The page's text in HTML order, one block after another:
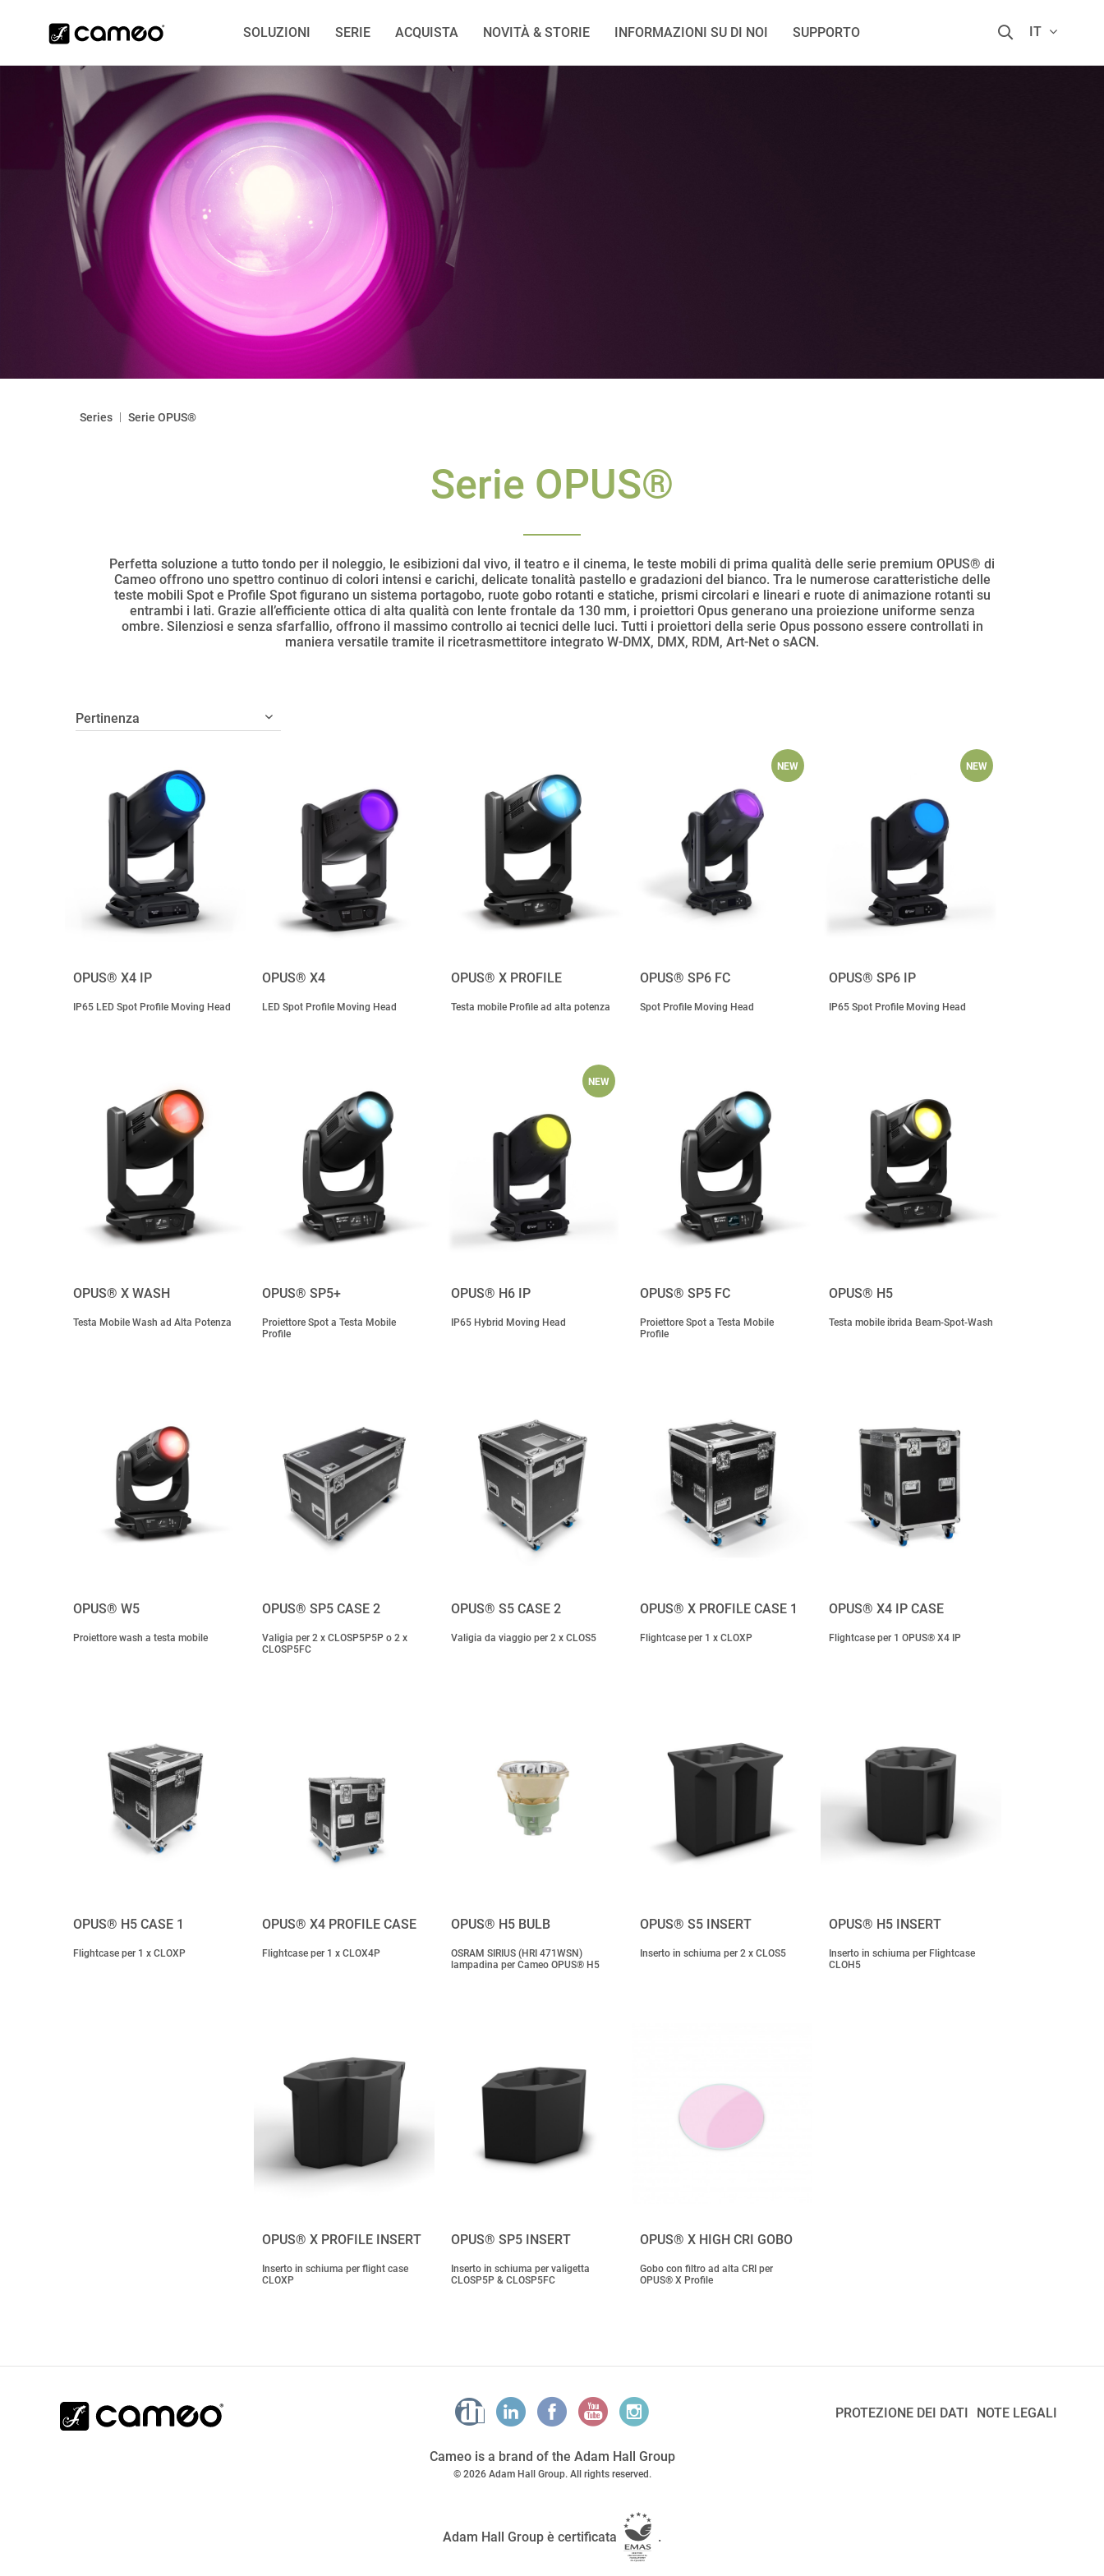
SOLUZIONI SERIE ACQUISTA NOVITÀ & STORIE INFORMAZIONI SU DI NOI SUPPORTO IT
Series | Serie OPUS®
Serie OPUS®
Perfetta soluzione a tutto tondo per il noleggio, le esibizioni dal vivo, il teatro e il cinema, le teste mobili di prima qualità delle serie premium OPUS® di
Cameo offrono uno spettro continuo di colori intensi e carichi, delicate tonalità pastello e gradazioni del bianco. Tra le numerose caratteristiche delle
teste mobili Spot e Profile Spot figurano un sistema portagobo, ruote gobo rotanti e statiche, prismi circolari e lineari e ruote di animazione rotanti su
entrambi i lati. Grazie all’efficiente ottica di alta qualità con lente frontale da 130 mm, i proiettori Opus generano una proiezione uniforme senza
ombre. Silenziosi e senza sfarfallio, offrono il massimo controllo ai tecnici delle luci. Tutti i proiettori della serie Opus possono essere controllati in
maniera versatile tramite il ricetrasmettitore integrato W-DMX, DMX, RDM, Art-Net o sACN.
OPUS® X4 IP
IP65 LED Spot Profile Moving Head
OPUS® X4
LED Spot Profile Moving Head
OPUS® X PROFILE
Testa mobile Profile ad alta potenza
NEW
OPUS® SP6 FC
Spot Profile Moving Head
NEW
OPUS® SP6 IP
IP65 Spot Profile Moving Head
OPUS® X WASH
Testa Mobile Wash ad Alta Potenza
OPUS® SP5+
Proiettore Spot a Testa Mobile
Profile
NEW
OPUS® H6 IP
IP65 Hybrid Moving Head
OPUS® SP5 FC
Proiettore Spot a Testa Mobile
Profile
OPUS® H5
Testa mobile ibrida Beam-Spot-Wash
OPUS® W5
Proiettore wash a testa mobile
OPUS® SP5 CASE 2
Valigia per 2 x CLOSP5P5P o 2 x
CLOSP5FC
OPUS® S5 CASE 2
Valigia da viaggio per 2 x CLOS5
OPUS® X PROFILE CASE 1
Flightcase per 1 x CLOXP
OPUS® X4 IP CASE
Flightcase per 1 OPUS® X4 IP
OPUS® H5 CASE 1
Flightcase per 1 x CLOXP
OPUS® X4 PROFILE CASE
Flightcase per 1 x CLOX4P
OPUS® H5 BULB
OSRAM SIRIUS (HRI 471WSN)
lampadina per Cameo OPUS® H5
OPUS® S5 INSERT
Inserto in schiuma per 2 x CLOS5
OPUS® H5 INSERT
Inserto in schiuma per Flightcase
CLOH5
OPUS® X PROFILE INSERT
Inserto in schiuma per flight case
CLOXP
OPUS® SP5 INSERT
Inserto in schiuma per valigetta
CLOSP5P & CLOSP5FC
OPUS® X HIGH CRI GOBO
Gobo con filtro ad alta CRI per
OPUS® X Profile
PROTEZIONE DEI DATI NOTE LEGALI
Cameo is a brand of the Adam Hall Group
© 2026 Adam Hall Group. All rights reserved.
Adam Hall Group è certificata .